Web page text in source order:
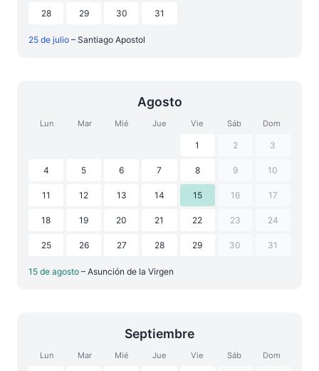
28 29 30 31
25 de julio – Santiago Apostol
Agosto
Lun Mar Mié Jue Vie Sáb Dom
1 2 3
4 5 6 7 8 9 10
11 12 13 14 15 16 17
18 19 20 21 22 23 24
25 26 27 28 29 30 31
15 de agosto – Asunción de la Virgen
Septiembre
Lun Mar Mié Jue Vie Sáb Dom